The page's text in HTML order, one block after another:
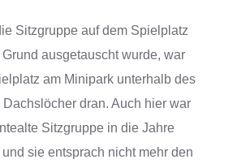
Sitzgruppe auf dem Spielplatz
ausgetauscht wurde, war
am Minipark unterhalb des
dran. Auch hier war
Sitzgruppe in die Jahre
sie entsprach nicht mehr den